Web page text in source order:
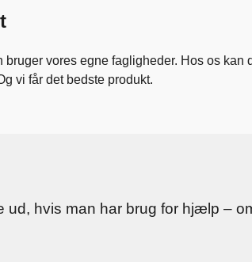
vores egne fagligheder. Hos os
vi får det bedste produkt.
hvis man har brug for hjælp –